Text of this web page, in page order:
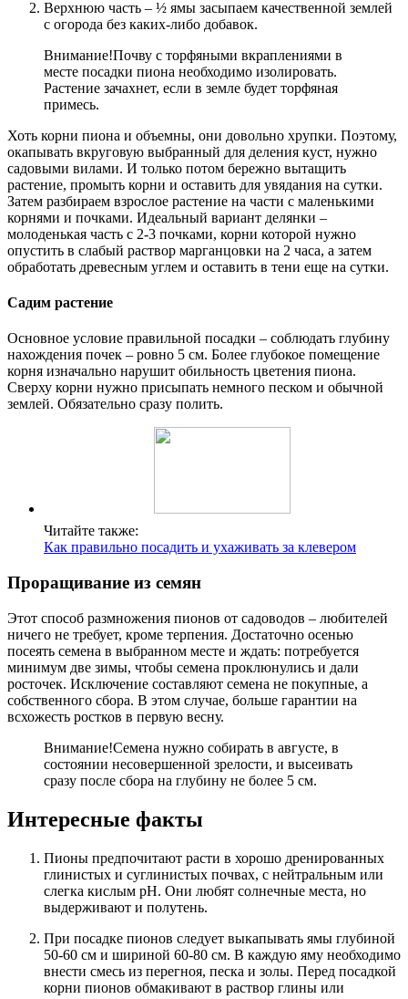
Верхнюю часть – ½ ямы засыпаем качественной землей
с огорода без каких-либо добавок.
Внимание!Почву с торфяными вкраплениями в
месте посадки пиона необходимо изолировать.
Растение зачахнет, если в земле будет торфяная
примесь.
Хоть корни пиона и объемны, они довольно хрупки. Поэтому,
окапывать вкруговую выбранный для деления куст, нужно
садовыми вилами. И только потом бережно вытащить
растение, промыть корни и оставить для увядания на сутки.
Затем разбираем взрослое растение на части с маленькими
корнями и почками. Идеальный вариант делянки –
молоденькая часть с 2-3 почками, корни которой нужно
опустить в слабый раствор марганцовки на 2 часа, а затем
обработать древесным углем и оставить в тени еще на сутки.
Садим растение
Основное условие правильной посадки – соблюдать глубину
нахождения почек – ровно 5 см. Более глубокое помещение
корня изначально нарушит обильность цветения пиона.
Сверху корни нужно присыпать немного песком и обычной
землей. Обязательно сразу полить.
Читайте также:
Как правильно посадить и ухаживать за клевером
Проращивание из семян
Этот способ размножения пионов от садоводов – любителей
ничего не требует, кроме терпения. Достаточно осенью
посеять семена в выбранном месте и ждать: потребуется
минимум две зимы, чтобы семена проклюнулись и дали
росточек. Исключение составляют семена не покупные, а
собственного сбора. В этом случае, больше гарантии на
всхожесть ростков в первую весну.
Внимание!Семена нужно собирать в августе, в
состоянии несовершенной зрелости, и высеивать
сразу после сбора на глубину не более 5 см.
Интересные факты
Пионы предпочитают расти в хорошо дренированных
глинистых и суглинистых почвах, с нейтральным или
слегка кислым pH. Они любят солнечные места, но
выдерживают и полутень.
При посадке пионов следует выкапывать ямы глубиной
50-60 см и шириной 60-80 см. В каждую яму необходимо
внести смесь из перегноя, песка и золы. Перед посадкой
корни пионов обмакивают в раствор глины или